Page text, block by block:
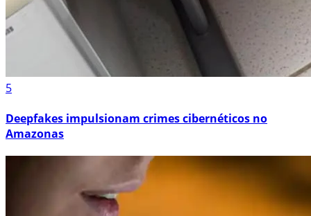
5
Deepfakes impulsionam crimes cibernéticos no
Amazonas